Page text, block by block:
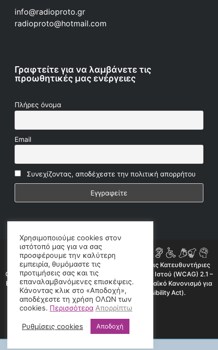
info@radioproto.gr
radioproto@hotmail.com
Γραφτείτε για να λαμβάνετε τις
προωθητικές μας ενέργειες
Πλήρες όνομα
Email
Συνεχίζοντας, αποδέχεστε την πολιτική απορρήτου
Η ιστοσελίδα μας συμμορφώνεται εν μέρει με τις Κατευθυντήριες
Οδηγίες για την Προσβασιμότητα Περιεχομένου Ιστού (WCAG) 2.1 –
Επίπεδο AA, όπως προβλέπεται από τον Ευρωπαϊκό Κανονισμό για
την Προσβασιμότητα (European Accessibility Act).
Χρησιμοποιούμε cookies στον
ιστότοπό μας για να σας
προσφέρουμε την καλύτερη
εμπειρία, θυμόμαστε τις
προτιμήσεις σας και τις
επαναλαμβανόμενες επισκέψεις.
Κάνοντας κλικ στο «Αποδοχή»,
αποδέχεστε τη χρήση ΟΛΩΝ των
cookies. Περισσότερα Απορρίπτω
Ρυθμίσεις cookies Αποδοχή
©2020 radioproto.gr